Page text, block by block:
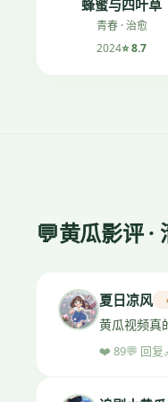
蜂蜜与四叶草
青春 · 治愈
2024⭐ 8.7
💬黄瓜影评 ·
夏日凉风
黄瓜视频真
❤️ 89💬 回复